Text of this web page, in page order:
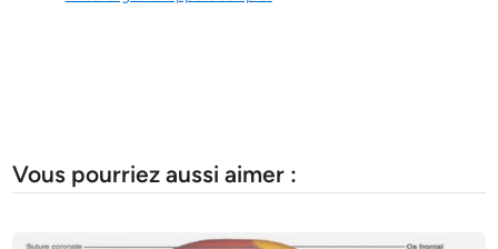
Vous pourriez aussi aimer :